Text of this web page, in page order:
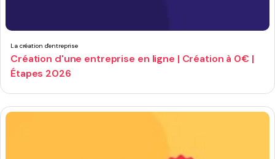
La création d'entreprise
Création d'une entreprise en ligne | Création à 0€ |
Étapes 2026